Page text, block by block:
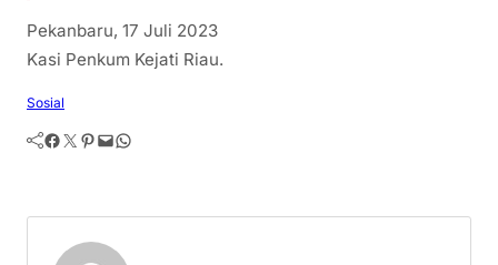
Pekanbaru, 17 Juli 2023
Kasi Penkum Kejati Riau.
Sosial
Facebook Twitter Pinterest Mail WhatsApp